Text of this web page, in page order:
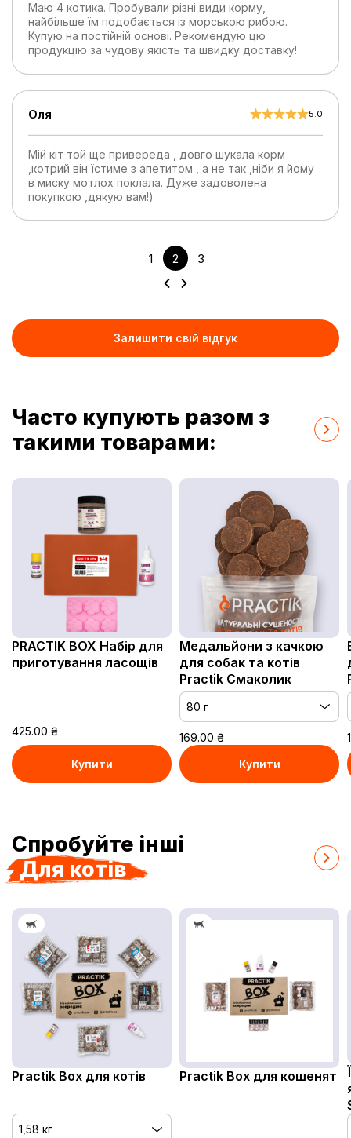
Маю 4 котика. Пробували різні види корму,
найбільше їм подобається із морською рибою.
Купую на постійній основі. Рекомендую цю
продукцію за чудову якість та швидку доставку!
Оля 5.0
Мій кіт той ще привереда , довго шукала корм
,котрий він їстиме з апетитом , а не так ,ніби я йому
в миску мотлох поклала. Дуже задоволена
покупкою ,дякую вам!)
1 2 3
Залишити свій відгук
Часто купують разом з
такими товарами:
PRACTIK BOX Набір для
приготування ласощів
425.00 ₴
Купити
Медальйони з качкою
для собак та котів
Practik Смаколик
80 г
80 г
200 г
169.00 ₴
Купити
Спробуйте інші
Для котів
Practik Box для котів
1,58 кг
Practik Box для кошенят